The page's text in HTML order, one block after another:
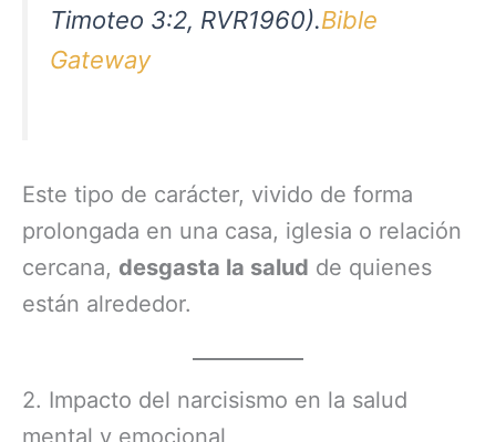
Timoteo 3:2, RVR1960).Bible
Gateway
Este tipo de carácter, vivido de forma
prolongada en una casa, iglesia o relación
cercana, desgasta la salud de quienes
están alrededor.
2. Impacto del narcisismo en la salud
mental y emocional